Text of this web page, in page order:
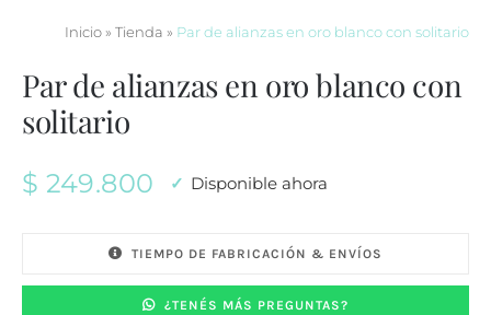
Inicio» Tienda » Par de alianzas en oro blanco con solitario
Par de alianzas en oro blanco con
solitario
$ 249.800 Disponible ahora
TIEMPO DE FABRICACIÓN & ENVÍOS
¿TENÉS MÁS PREGUNTAS?